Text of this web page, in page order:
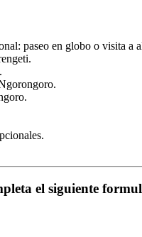
paseo en globo o visita a
el siguiente